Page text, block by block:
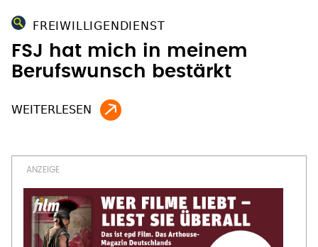
FREIWILLIGENDIENST
FSJ hat mich in meinem
Berufswunsch bestärkt